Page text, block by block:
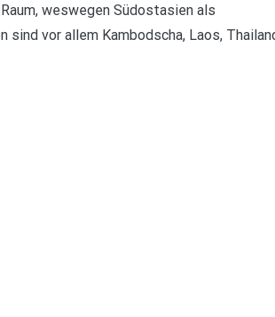
weswegen Südostasien als
vor allem Kambodscha, Laos,